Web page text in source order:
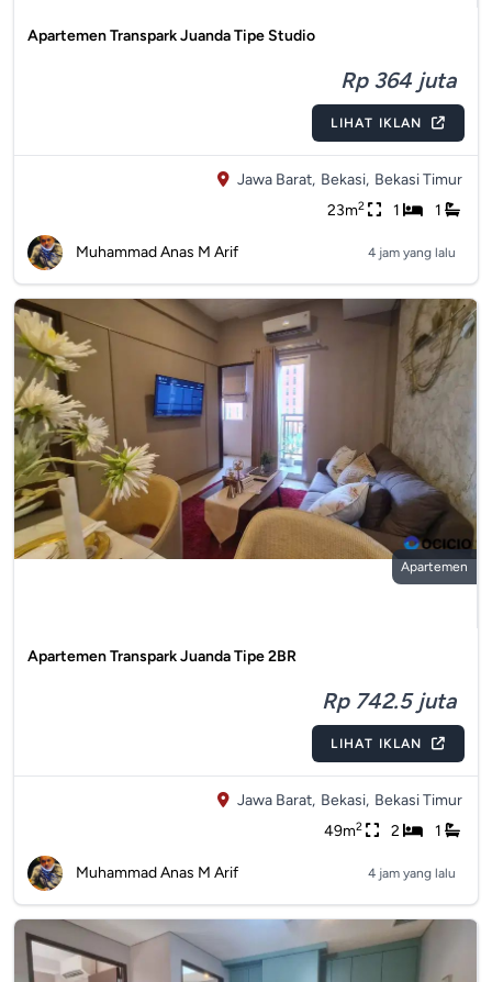
Apartemen Transpark Juanda Tipe Studio
Rp 364 juta
LIHAT IKLAN
Jawa Barat, Bekasi, Bekasi Timur
23m2 1 1
Muhammad Anas M Arif 4 jam yang lalu
Apartemen
Apartemen Transpark Juanda Tipe 2BR
Rp 742.5 juta
LIHAT IKLAN
Jawa Barat, Bekasi, Bekasi Timur
49m2 2 1
Muhammad Anas M Arif 4 jam yang lalu